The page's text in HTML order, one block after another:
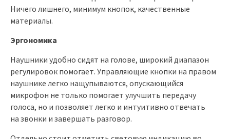
Ничего лишнего, минимум кнопок, качественные
материалы.
Эргономика
Наушники удобно сидят на голове, широкий диапазон
регулировок помогает. Управляющие кнопки на правом
наушнике легко нащупываются, опускающийся
микрофон не только помогает улучшить передачу
голоса, но и позволяет легко и интуитивно отвечать
на звонки и завершать разговор.